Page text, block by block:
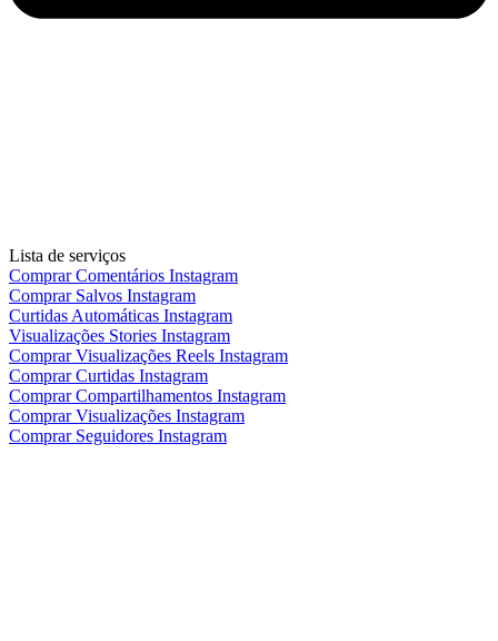
Lista de serviços
Comprar Comentários Instagram
Comprar Salvos Instagram
Curtidas Automáticas Instagram
Visualizações Stories Instagram
Comprar Visualizações Reels Instagram
Comprar Curtidas Instagram
Comprar Compartilhamentos Instagram
Comprar Visualizações Instagram
Comprar Seguidores Instagram